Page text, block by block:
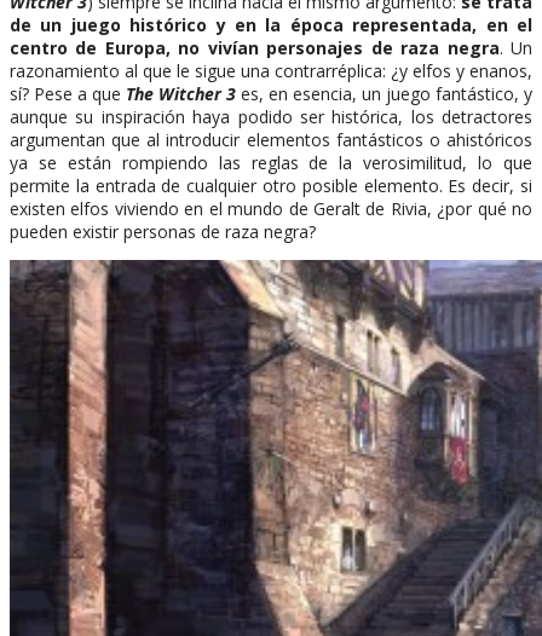
de un juego histórico y en la época representada, en el
centro de Europa, no vivían personajes de raza negra. Un
razonamiento al que le sigue una contrarréplica: ¿y elfos y enanos,
sí? Pese a que The Witcher 3 es, en esencia, un juego fantástico, y
aunque su inspiración haya podido ser histórica, los detractores
argumentan que al introducir elementos fantásticos o ahistóricos
ya se están rompiendo las reglas de la verosimilitud, lo que
permite la entrada de cualquier otro posible elemento. Es decir, si
existen elfos viviendo en el mundo de Geralt de Rivia, ¿por qué no
pueden existir personas de raza negra?